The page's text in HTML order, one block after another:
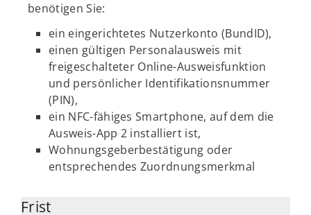
benötigen Sie:
ein eingerichtetes Nutzerkonto (BundID),
einen gültigen Personalausweis mit
freigeschalteter Online-Ausweisfunktion
und persönlicher Identifikationsnummer
(PIN),
ein NFC-fähiges Smartphone, auf dem die
Ausweis-App 2 installiert ist,
Wohnungsgeberbestätigung oder
entsprechendes Zuordnungsmerkmal
Frist